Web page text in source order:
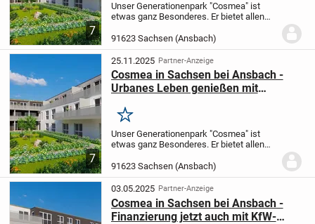
7
Unser Generationenpark "Cosmea" ist
etwas ganz Besonderes. Er bietet allen
selbstbestimmtes Leben brauchen, egal
ob zu zweit oder alleine.Moderne und
gelungene Wohnungsgru...
91623 Sachsen (Ansbach)
7
25.11.2025 Partner-Anzeige
Cosmea in Sachsen bei Ansbach -
Urbanes Leben genießen mit
Merken
Unser Generationenpark "Cosmea" ist
etwas ganz Besonderes. Er bietet allen
selbstbestimmtes Leben brauchen, egal
ob zu zweit oder alleine.Moderne und
gelungene Wohnungsgru...
91623 Sachsen (Ansbach)
03.05.2025 Partner-Anzeige
Cosmea in Sachsen bei Ansbach -
Finanzierung jetzt auch mit KfW-